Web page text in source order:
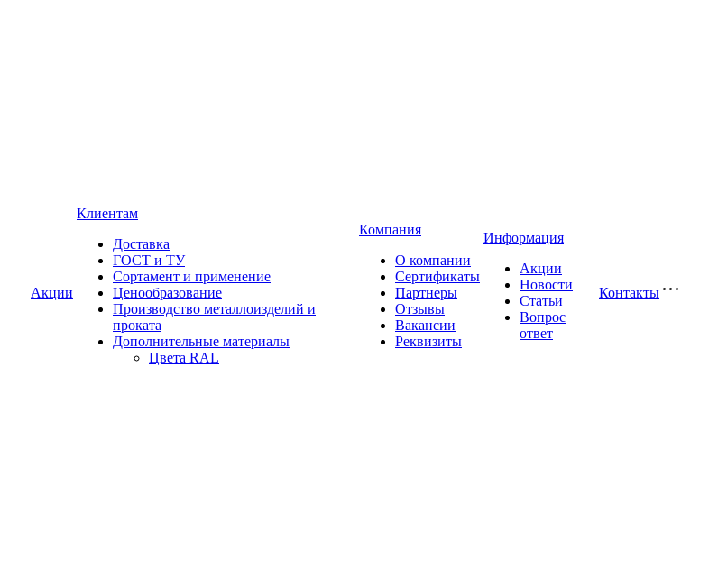
Акции
Клиентам
Доставка
ГОСТ и ТУ
Сортамент и применение
Ценообразование
Производство металлоизделий и
проката
Дополнительные материалы
Цвета RAL
Компания
О компании
Сертификаты
Партнеры
Отзывы
Вакансии
Реквизиты
Информация
Акции
Новости
Статьи
Вопрос
ответ
Контакты